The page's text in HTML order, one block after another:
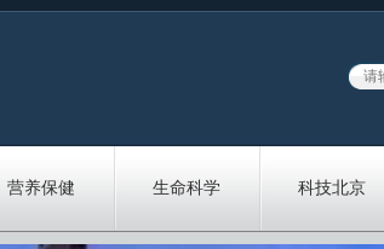
营养保健 生命科学 科技北京